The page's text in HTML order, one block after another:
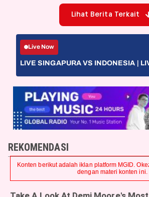
Lihat Berita Terkait
Live Now
LIVE SINGAPURA VS INDONESIA |